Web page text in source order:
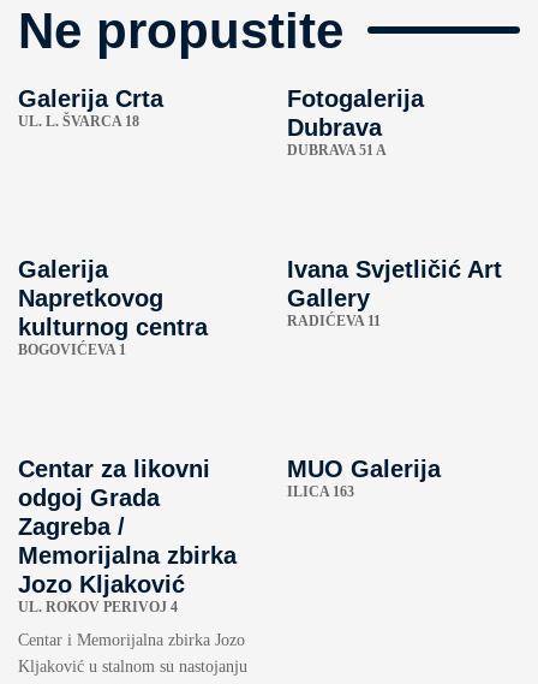
Ne propustite
Galerija Crta
UL. L. ŠVARCA 18
Fotogalerija
Dubrava
DUBRAVA 51 A
Galerija
Napretkovog
kulturnog centra
BOGOVIĆEVA 1
Ivana Svjetličić Art
Gallery
RADIĆEVA 11
Centar za likovni
odgoj Grada
Zagreba /
Memorijalna zbirka
Jozo Kljaković
UL. ROKOV PERIVOJ 4
Centar i Memorijalna zbirka Jozo
Kljaković u stalnom su nastojanju
MUO Galerija
ILICA 163